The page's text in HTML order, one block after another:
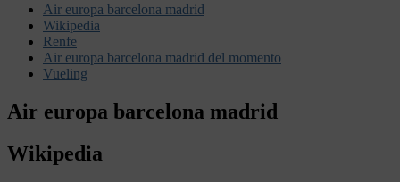
Air europa barcelona madrid
Wikipedia
Renfe
Air europa barcelona madrid del momento
Vueling
Air europa barcelona madrid
Wikipedia